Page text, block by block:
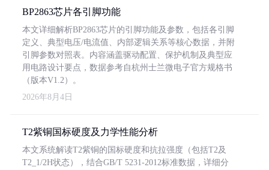
BP2863芯片各引脚功能
本文详细解析BP2863芯片的引脚功能及参数，包括各引脚
定义、典型电压/电流值、内部逻辑关系等核心数据，并附
引脚参数对照表。内容涵盖驱动配置、保护机制及典型应
用电路设计要点，数据参考自杭州士兰微电子官方规格书
（版本V1.2）。
2026年8月4日
T2紫铜国标硬度及力学性能分析
本文系统解读T2紫铜的国标硬度和抗拉强度（包括T2及
T2_1/2H状态），结合GB/T 5231-2012标准数据，详细分